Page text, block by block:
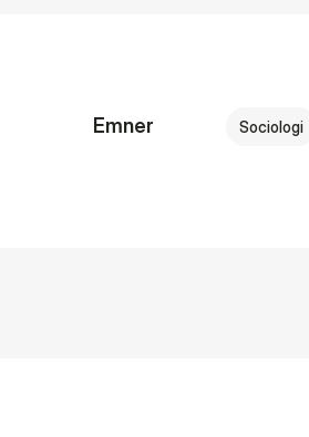
Emner Sociologi